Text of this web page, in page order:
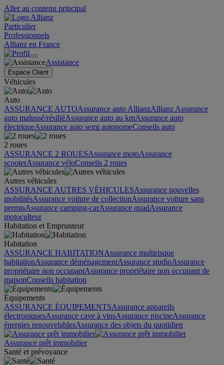
Aller au contenu principal
Particulier
Professionnels
Allianz en France
Assistance
Espace Client
Véhicules
Auto
ASSURANCE AUTOAssurance auto AllianzAllianz Assurance
auto malussé/résiliéAssurance auto au kmAssurance auto
électriqueAssurance auto semi autonomeConseils auto
2 roues
ASSURANCE 2 ROUESAssurance motoAssurance
scooterAssurance véloConseils 2 roues
Autres véhicules
ASSURANCE AUTRES VÉHICULESAssurance nouvelles
mobilitésAssurance voiture de collectionAssurance voiture sans
permisAssurance camping-carAssurance quadAssurance
motoculteur
Habitation et Emprunteur
Habitation
ASSURANCE HABITATIONAssurance multirisque
habitationAssurance déménagementAssurance studioAssurance
propriétaire non occupantAssurance propriétaire non occupant de
maisonConseils habitation
Équipements
ASSURANCE ÉQUIPEMENTSAssurance appareils
électroniquesAssurance cave à vinsAssurance piscineAssurance
énergies renouvelablesAssurance des objets du quotidien
Assurance prêt immobilier
Santé et prévoyance